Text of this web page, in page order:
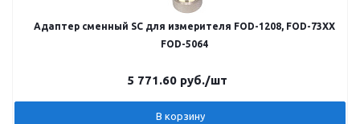
Адаптер сменный SC для измерителя FOD-1208, FOD-73XX
FOD-5064
5 771.60 руб./шт
В корзину